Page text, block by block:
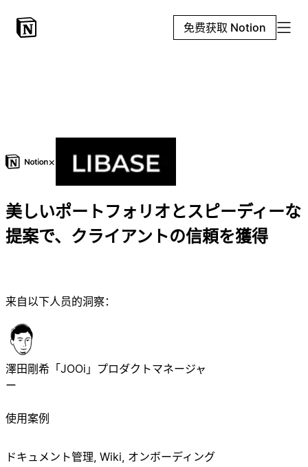
免费获取 Notion
×
美しいポートフォリオとスピーディーな
提案で、クライアントの信頼を獲得
来自以下人员的洞察：
澤田剛希 「JOOi」プロダクトマネージャ
ー
使用案例
ドキュメント管理, Wiki, オンボーディング